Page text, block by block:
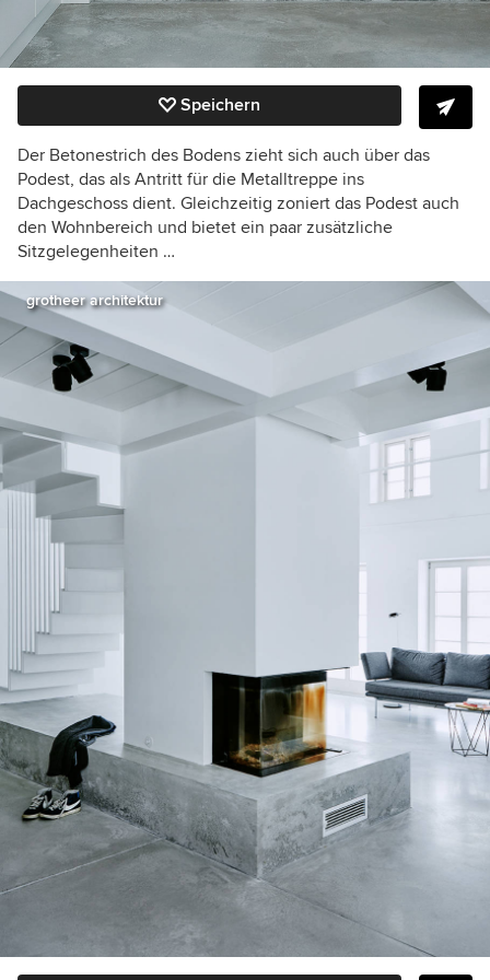
Speichern
Der Betonestrich des Bodens zieht sich auch über das
Podest, das als Antritt für die Metalltreppe ins
Dachgeschoss dient. Gleichzeitig zoniert das Podest auch
den Wohnbereich und bietet ein paar zusätzliche
Sitzgelegenheiten …
grotheer architektur